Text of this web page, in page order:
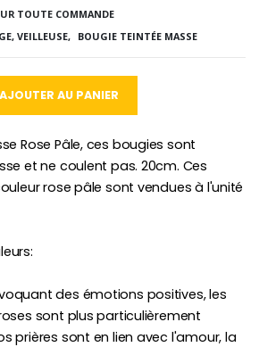
Bougie de Neuvaine Contre le Mal - Saint Michel
€2.50
TOUTE COMMANDE
VEILLEUSE, BOUGIE TEINTÉE MASSE
AJOUTER AU PANIER
Rose Pâle, ces bougies sont
et ne coulent pas. 20cm. Ces
rose pâle sont vendues à l'unité
des émotions positives, les
sont plus particulièrement
prières sont en lien avec l'amour, la